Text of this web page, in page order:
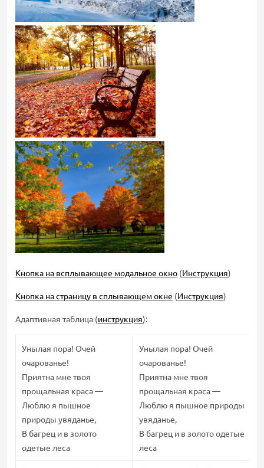
Кнопка на всплывающее модальное окно (Инструкция)
Кнопка на страницу в сплывающем окне (Инструкция)
Адаптивная таблица (инструкция):
Унылая пора! Очей
очарованье!
Приятна мне твоя
прощальная краса —
Люблю я пышное
природы увяданье,
В багрец и в золото
одетые леса
Унылая пора! Очей
очарованье!
Приятна мне твоя
прощальная краса —
Люблю я пышное природы
увяданье,
В багрец и в золото одетые
леса